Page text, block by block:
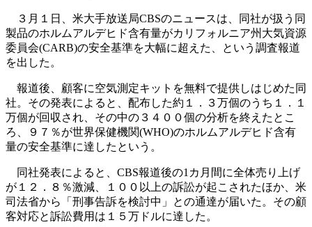
３月１日、米大手放送局CBSのニュースは、同社が扱う同
製品のホルムアルデヒド含有量がカリフォルニア州大気資源
委員会(CARB)の安全基準を大幅に超えた、という調査報道
を出した。
報道後、顧客に空気測定キットを無料で提供しはじめた同
社。その発表によると、配布した約１．３万個のうち１．１
万個が回収され、その中の３４００個の分析を終えたとこ
ろ、９７％が世界保健機関(WHO)のホルムアルデヒド含有
量の安全基準に達したという。
同社発表によると、CBS報道後の1カ月間に全体売り上げ
が１２．８％激減、１００以上の訴訟が起こされたほか、米
司法省から「刑事告訴を検討中」との通達が届いた。その顧
客対応と訴訟費用は１５万ドルに達した。